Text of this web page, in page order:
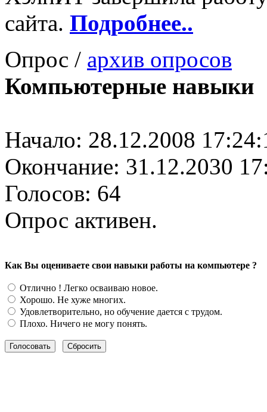
сайта. Подробнее..
Опрос / архив опросов
Компьютерные навыки
Начало: 28.12.2008
Окончание: 31.12.2030
Голосов: 64
Опрос активен.
Как Вы оцениваете свои навыки работы на компьютере ?
Отлично ! Легко осваиваю новое.
Хорошо. Не хуже многих.
Удовлетворительно, но обучение дается с трудом.
Плохо. Ничего не могу понять.